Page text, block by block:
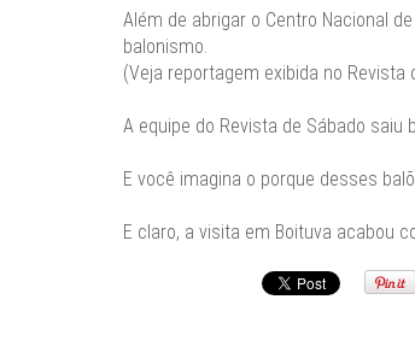
Além de abrigar o Centro Nacional
balonismo.
(Veja reportagem exibida no
A equipe do Revista de Sábado
E você imagina o porque desses
E claro, a visita em Boituva acabou